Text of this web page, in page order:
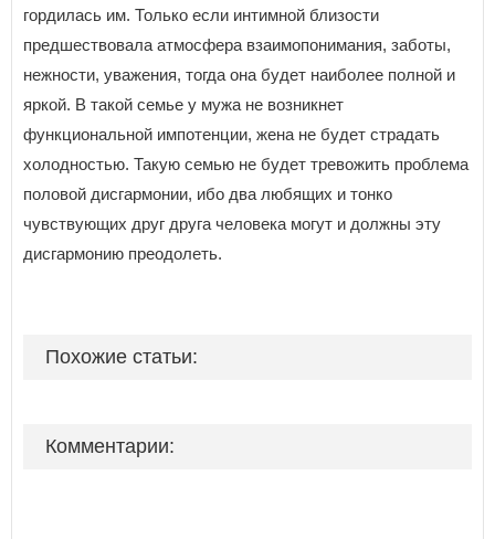
гордилась им. Только если интимной близости
предшествовала атмосфера взаимопонимания, заботы,
нежности, уважения, тогда она будет наиболее полной и
яркой. В такой семье у мужа не возникнет
функциональной импотенции, жена не будет страдать
холодностью. Такую семью не будет тревожить проблема
половой дисгармонии, ибо два любящих и тонко
чувствующих друг друга человека могут и должны эту
дисгармонию преодолеть.
Похожие статьи:
Комментарии: